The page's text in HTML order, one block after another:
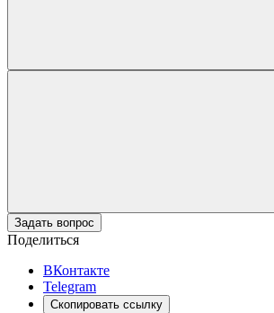
Задать вопрос
Поделиться
ВКонтакте
Telegram
Скопировать ссылку